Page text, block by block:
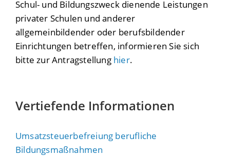
Schul- und Bildungszweck dienende Leistungen
privater Schulen und anderer
allgemeinbildender oder berufsbildender
Einrichtungen betreffen, informieren Sie sich
bitte zur Antragstellung hier.
Vertiefende Informationen
Umsatzsteuerbefreiung berufliche
Bildungsmaßnahmen